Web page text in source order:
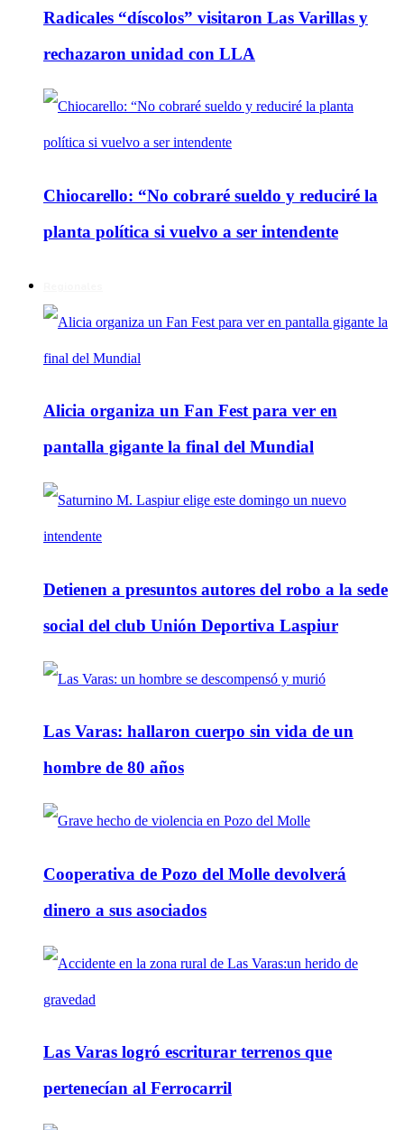
Radicales “díscolos” visitaron Las Varillas y
rechazaron unidad con LLA
Chiocarello: “No cobraré sueldo y reduciré la
planta política si vuelvo a ser intendente
Alicia organiza un Fan Fest para ver en
pantalla gigante la final del Mundial
Detienen a presuntos autores del robo a la sede
social del club Unión Deportiva Laspiur
Las Varas: hallaron cuerpo sin vida de un
hombre de 80 años
Cooperativa de Pozo del Molle devolverá
dinero a sus asociados
Las Varas logró escriturar terrenos que
pertenecían al Ferrocarril